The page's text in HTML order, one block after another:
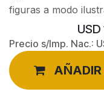
figuras a modo
USD
Precio s/Imp. Nac.: